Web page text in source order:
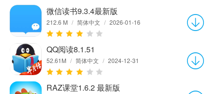
微信读书9.3.4最新版
212.6 M / 简体中文 / 2026-01-16
QQ阅读8.1.51
52.61M / 简体中文 / 2024-12-31
RAZ课堂1.6.2 最新版